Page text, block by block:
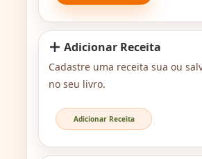
Adicionar Receita
Cadastre uma receita sua ou
no seu livro.
Adicionar Receita